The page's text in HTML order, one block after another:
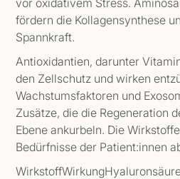
fördern die Kollagensynthese
Spannkraft.
Antioxidantien, darunter
den Zellschutz und wirken
Wachstumsfaktoren und
Zusätze, die die Regeneration
Ebene ankurbeln. Die
Bedürfnisse der Patient:innen